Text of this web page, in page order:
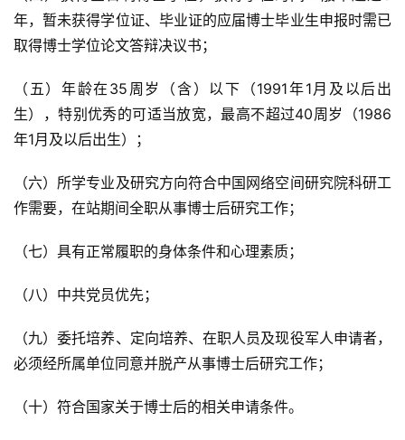
年，暂未获得学位证、毕业证的应届博士毕业生申报时需已
取得博士学位论文答辩决议书；
（五）年龄在35周岁（含）以下（1991年1月及以后出
生），特别优秀的可适当放宽，最高不超过40周岁（1986
年1月及以后出生）；
（六）所学专业及研究方向符合中国网络空间研究院科研工
作需要，在站期间全职从事博士后研究工作；
（七）具有正常履职的身体条件和心理素质；
（八）中共党员优先；
（九）委托培养、定向培养、在职人员及现役军人申请者，
必须经所属单位同意并脱产从事博士后研究工作；
（十）符合国家关于博士后的相关申请条件。